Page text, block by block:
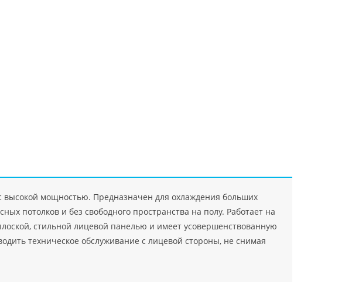
высокой мощностью. Предназначен для охлаждения больших
потолков и без свободного пространства на полу. Работает на
стильной лицевой панелью и имеет усовершенствованную
техническое обслуживание с лицевой стороны, не снимая